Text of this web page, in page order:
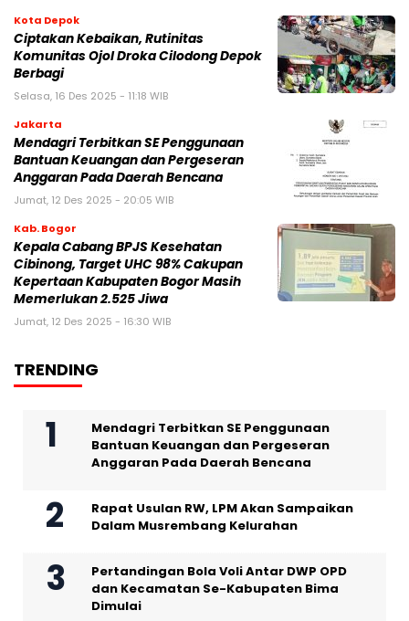
Kota Depok
Ciptakan Kebaikan, Rutinitas
Komunitas Ojol Droka Cilodong Depok
Berbagi
Selasa, 16 Des 2025 - 11:18 WIB
Jakarta
Mendagri Terbitkan SE Penggunaan
Bantuan Keuangan dan Pergeseran
Anggaran Pada Daerah Bencana
Jumat, 12 Des 2025 - 20:05 WIB
Kab. Bogor
Kepala Cabang BPJS Kesehatan
Cibinong, Target UHC 98% Cakupan
Kepertaan Kabupaten Bogor Masih
Memerlukan 2.525 Jiwa
Jumat, 12 Des 2025 - 16:30 WIB
TRENDING
Mendagri Terbitkan SE Penggunaan
Bantuan Keuangan dan Pergeseran
Anggaran Pada Daerah Bencana
Rapat Usulan RW, LPM Akan Sampaikan
Dalam Musrembang Kelurahan
Pertandingan Bola Voli Antar DWP OPD
dan Kecamatan Se-Kabupaten Bima
Dimulai